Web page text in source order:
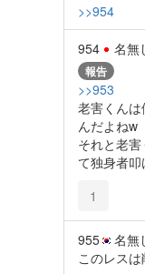
>>954
954 名無
報告
>>953
老害くん
んだよねw
それと老
て独身者
1
955 名無
このレス